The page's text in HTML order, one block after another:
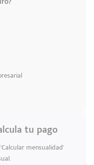
tu pago
mensualidad'